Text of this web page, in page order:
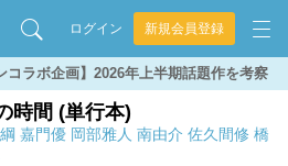
ログイン 新規会員登録
コラボ企画】2026年上半期話題作を考察
時間 (単行本)
嘉門優 岡部雅人 南由介 佐久間修 橋